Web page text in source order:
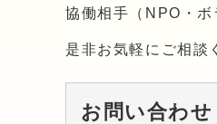
協働相手（NPO・ボ
是非お気軽にご相談
お問い合わせ